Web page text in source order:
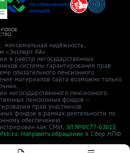
максимальная надёжность,
«Эксперт РА»
в реестр негосударственных
системы гарантирования прав
обязательного пенсионного
материалов сайта возможно только
негосударственного пенсионного
пенсионных фондов –
прав участников
фондов в рамках деятельности по
обеспечению.
как СМИ, ЭЛ №ФС77-63615
Направить обращение в Cбер НПФ